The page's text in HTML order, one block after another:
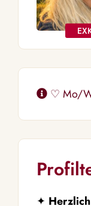
♡ Mo/
✦